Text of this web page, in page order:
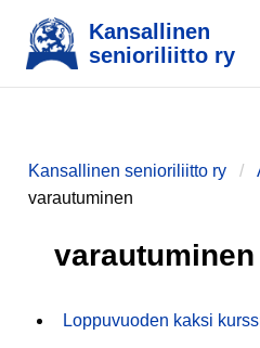
Kansallinen
senioriliitto ry
Kansallinen senioriliitto ry
varautuminen
varautuminen
Loppuvuoden kaksi